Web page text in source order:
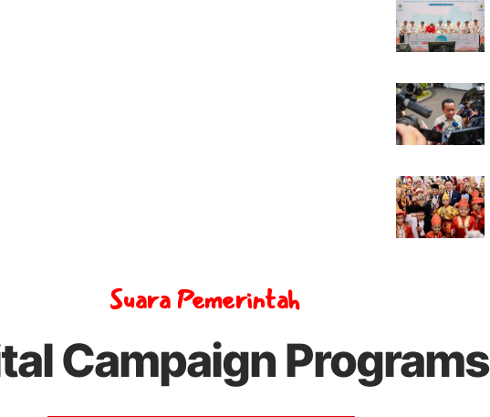
Suara Pemerintah
Campaign Programs